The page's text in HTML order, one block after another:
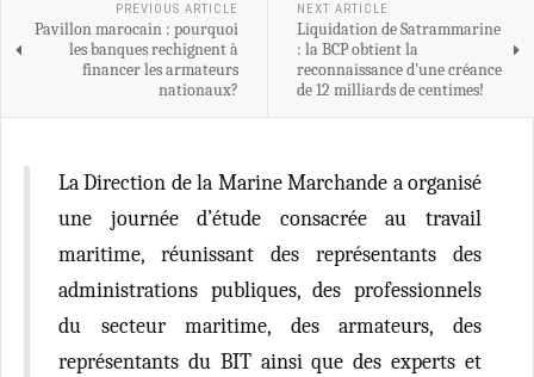
PREVIOUS ARTICLE
Pavillon marocain : pourquoi
les banques rechignent à
financer les armateurs
nationaux?
NEXT ARTICLE
Liquidation de Satrammarine
: la BCP obtient la
reconnaissance d'une créance
de 12 milliards de centimes!
La Direction de la Marine Marchande a organisé
une journée d’étude consacrée au travail
maritime, réunissant des représentants des
administrations publiques, des professionnels
du secteur maritime, des armateurs, des
représentants du BIT ainsi que des experts et